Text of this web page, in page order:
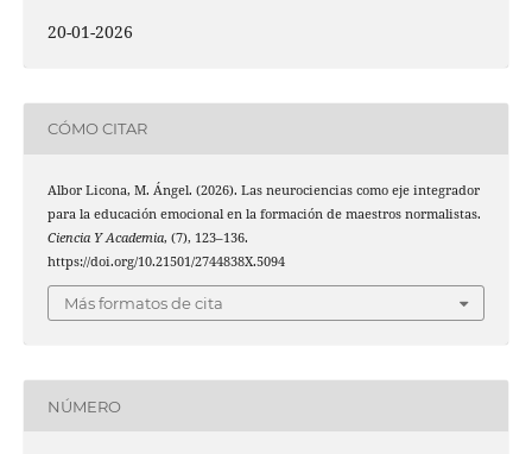
20-01-2026
CÓMO CITAR
Albor Licona, M. Ángel. (2026). Las neurociencias como eje integrador
para la educación emocional en la formación de maestros normalistas.
Ciencia Y Academia, (7), 123–136.
https://doi.org/10.21501/2744838X.5094
Más formatos de cita
NÚMERO